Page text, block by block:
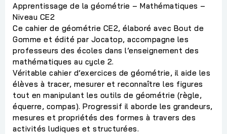
Apprentissage de la géométrie – Mathématiques –
Niveau CE2
Ce cahier de géométrie CE2, élaboré avec Bout de
Gomme et édité par Jocatop, accompagne les
professeurs des écoles dans l’enseignement des
mathématiques au cycle 2.
Véritable cahier d’exercices de géométrie, il aide les
élèves à tracer, mesurer et reconnaître les figures
tout en manipulant les outils de géométrie (règle,
équerre, compas). Progressif il aborde les grandeurs,
mesures et propriétés des formes à travers des
activités ludiques et structurées.